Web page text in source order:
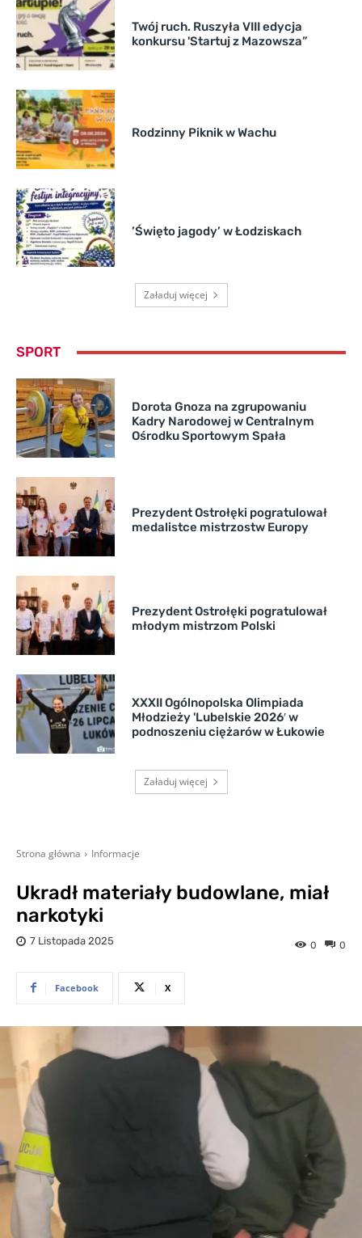
Twój ruch. Ruszyła VIII edycja
konkursu 'Startuj z Mazowsza”
Rodzinny Piknik w Wachu
’Święto jagody’ w Łodziskach
Załaduj więcej
SPORT
Dorota Gnoza na zgrupowaniu
Kadry Narodowej w Centralnym
Ośrodku Sportowym Spała
Prezydent Ostrołęki pogratulował
medalistce mistrzostw Europy
Prezydent Ostrołęki pogratulował
młodym mistrzom Polski
XXXII Ogólnopolska Olimpiada
Młodzieży 'Lubelskie 2026′ w
podnoszeniu ciężarów w Łukowie
Załaduj więcej